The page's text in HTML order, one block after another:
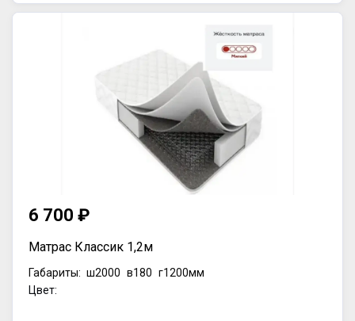
6 700 ₽
Матрас Классик 1,2м
Габариты: ш2000 в180 г1200мм
Цвет: